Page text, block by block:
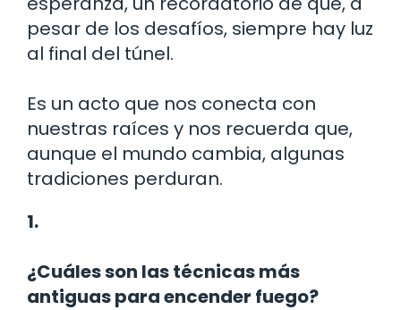
pesar de los desafíos, siempre hay luz
al final del túnel.
Es un acto que nos conecta con
nuestras raíces y nos recuerda que,
aunque el mundo cambia, algunas
tradiciones perduran.
1.
¿Cuáles son las técnicas más
antiguas para encender fuego?